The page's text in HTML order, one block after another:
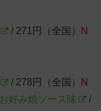
/ 271円（全国） N
/ 278円（全国）
N
好み焼ソース味
/